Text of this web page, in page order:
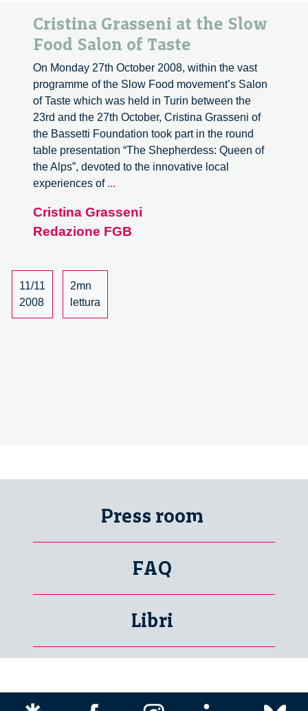
Cristina Grasseni at the Slow
Food Salon of Taste
On Monday 27th October 2008, within the vast
programme of the Slow Food movement’s Salon
of Taste which was held in Turin between the
23rd and the 27th October, Cristina Grasseni of
the Bassetti Foundation took part in the round
table presentation “The Shepherdess: Queen of
the Alps”, devoted to the innovative local
experiences of ...
at
the
Cristina Grasseni
Redazione FGB
11/11
2008
2mn
lettura
Press room
FAQ
Libri